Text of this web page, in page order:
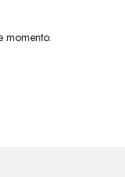
momento.